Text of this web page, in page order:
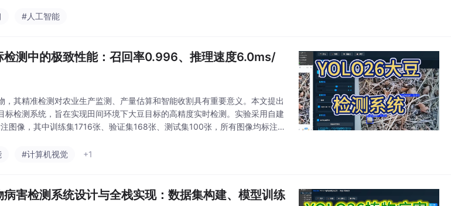
#人工智能
检测中的极致性能：召回率0.996、推理速度6.0ms/
，其精准检测对农业生产监测、产量估算和智能收割具有重要意义。本文提出
标检测系统，旨在实现田间环境下大豆目标的高精度实时检测。实验采用自建
图像，其中训练集1716张、验证集168张、测试集100张，所有图像均标注单
#计算机视觉 +1
害检测系统设计与全栈实现：数据集构建、模型训练